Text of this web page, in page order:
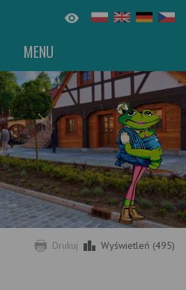
MENU
Drukuj Wyświetleń (495)